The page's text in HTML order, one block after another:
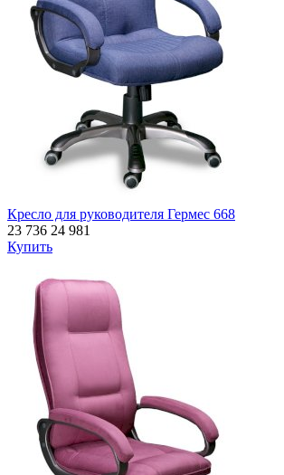
Кресло для руководителя Гермес 668
23 736 24 981
Купить